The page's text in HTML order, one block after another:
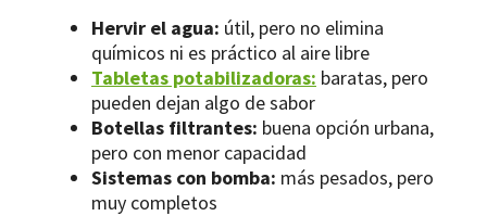
Hervir el agua: útil, pero no elimina
químicos ni es práctico al aire libre
Tabletas potabilizadoras: baratas, pero
pueden dejan algo de sabor
Botellas filtrantes: buena opción urbana,
pero con menor capacidad
Sistemas con bomba: más pesados, pero
muy completos